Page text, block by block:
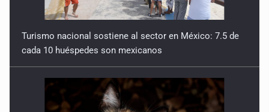
Turismo nacional sostiene al sector en México: 7.5 de
cada 10 huéspedes son mexicanos